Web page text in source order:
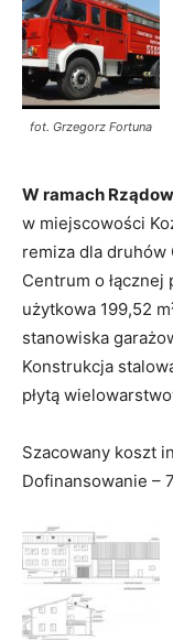
fot. Grzegorz Fortuna
W ramach
w miejscowości
remiza dla druhów
Centrum o łącznej
użytkowa 199,52
stanowiska
Konstrukcja
płytą
Szacowany koszt
Dofinansowanie –